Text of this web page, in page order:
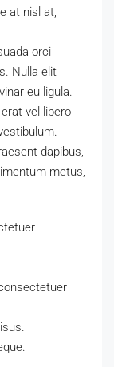
at nisl at,
orci
Nulla elit
eu ligula.
vel libero
dapibus,
metus,